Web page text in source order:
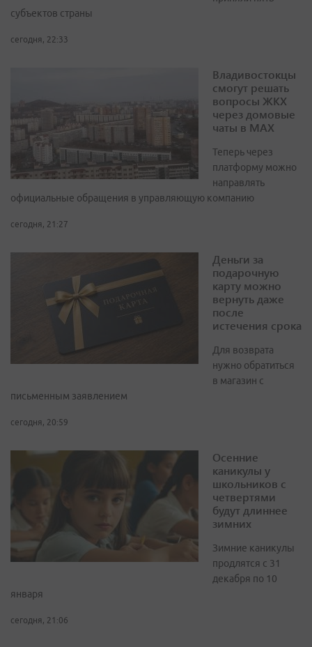
субъектов страны
сегодня, 22:33
Владивостокцы
смогут решать
вопросы ЖКХ
через домовые
чаты в МАХ
Теперь через
платформу можно
направлять
официальные обращения в управляющую компанию
сегодня, 21:27
Деньги за
подарочную
карту можно
вернуть даже
после
истечения срока
Для возврата
нужно обратиться
в магазин с
письменным заявлением
сегодня, 20:59
Осенние
каникулы у
школьников с
четвертями
будут длиннее
зимних
Зимние каникулы
продлятся с 31
декабря по 10
января
сегодня, 21:06